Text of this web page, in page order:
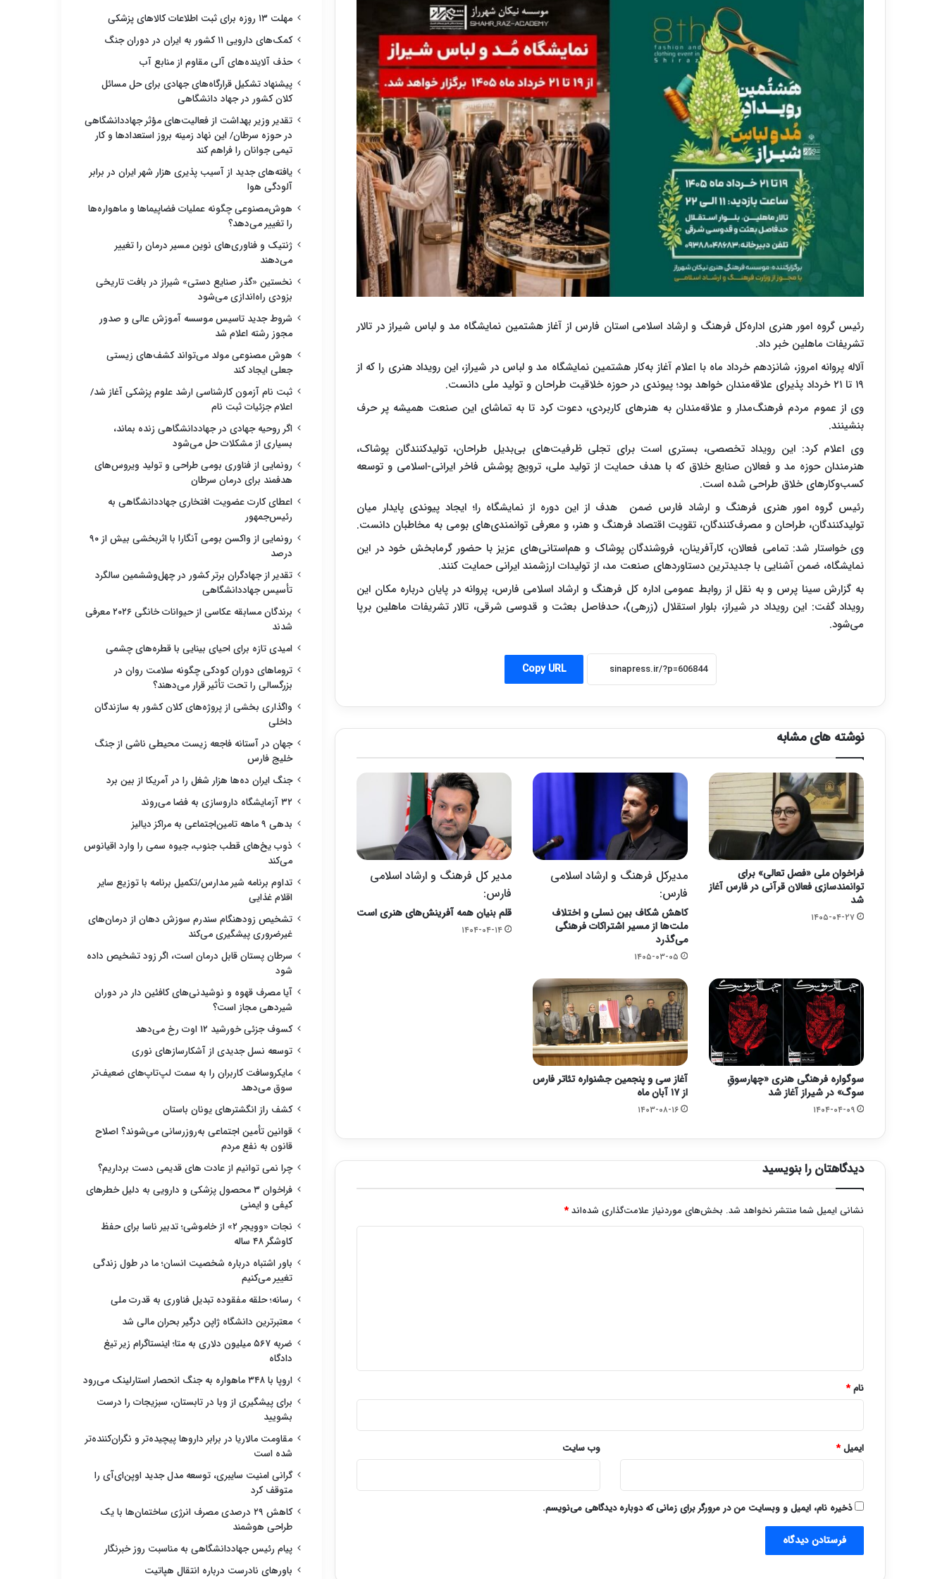
رئیس گروه امور هنری اداره‌کل فرهنگ و ارشاد اسلامی استان فارس از آغاز هشتمین نمایشگاه مد و لباس شیراز در تالار
تشریفات ماهلین خبر داد.
آلاله پروانه امروز، شانزدهم خرداد ماه با اعلام آغاز به‌کار هشتمین نمایشگاه مد و لباس در شیراز، این رویداد هنری را که از
۱۹ تا ۲۱ خرداد پذیرای علاقه‌مندان خواهد بود؛ پیوندی در حوزه خلاقیت طراحان و تولید ملی دانست.
وی از عموم مردم فرهنگ‌مدار و علاقه‌مندان به هنرهای کاربردی، دعوت کرد تا به تماشای این صنعت همیشه پر حرف
بنشینند.
وی اعلام کرد: این رویداد تخصصی، بستری است برای تجلی ظرفیت‌های بی‌بدیل طراحان، تولیدکنندگان پوشاک،
هنرمندان حوزه مد و فعالان صنایع خلاق که با هدف حمایت از تولید ملی، ترویج پوشش فاخر ایرانی-اسلامی و توسعه
کسب‌وکارهای خلاق طراحی شده است.
رئیس گروه امور هنری فرهنگ و ارشاد فارس ضمن هدف از این دوره از نمایشگاه را؛ ایجاد پیوندی پایدار میان
تولیدکنندگان، طراحان و مصرف‌کنندگان، تقویت اقتصاد فرهنگ و هنر، و معرفی توانمندی‌های بومی به مخاطبان دانست.
وی خواستار شد: تمامی فعالان، کارآفرینان، فروشندگان پوشاک و هم‌استانی‌های عزیز با حضور گرمابخش خود در این
نمایشگاه، ضمن آشنایی با جدیدترین دستاوردهای صنعت مد، از تولیدات ارزشمند ایرانی حمایت کنند.
به گزارش سینا پرس و به نقل از روابط عمومی اداره کل فرهنگ و ارشاد اسلامی فارس، پروانه در پایان درباره مکان این
رویداد گفت: این رویداد در شیراز، بلوار استقلال (زرهی)، حدفاصل بعثت و قدوسی شرقی، تالار تشریفات ماهلین برپا
می‌شود.
Copy URL
نوشته های مشابه
فراخوان ملی «فصل تعالی» برای
توانمندسازی فعالان قرآنی در فارس آغاز
شد
۱۴۰۵-۰۴-۲۷
مدیرکل فرهنگ و ارشاد اسلامی
فارس:
کاهش شکاف‌ بین نسلی و اختلاف
ملت‌ها از مسیر اشتراکات فرهنگی
می‌گذرد
۱۴۰۵-۰۳-۰۵
مدیر کل فرهنگ و ارشاد اسلامی
فارس:
قلم بنیان همه آفرینش‌های هنری است
۱۴۰۴-۰۴-۱۴
سوگواره فرهنگی هنری «چهارسوقِ
سوگ» در شیراز آغاز شد
۱۴۰۴-۰۴-۰۹
آغاز سی و پنجمین جشنواره تئاتر فارس
از ۱۷ آبان ماه
۱۴۰۳-۰۸-۱۶
دیدگاهتان را بنویسید
نشانی ایمیل شما منتشر نخواهد شد. بخش‌های موردنیاز علامت‌گذاری شده‌اند*
نام*
ایمیل* وب‌ سایت
ذخیره نام، ایمیل و وبسایت من در مرورگر برای زمانی که دوباره دیدگاهی می‌نویسم.
مهلت ۱۳ روزه برای ثبت اطلاعات کالاهای پزشکی
کمک‌های دارویی ۱۱ کشور به ایران در دوران جنگ
حذف آلاینده‌های آلی مقاوم از منابع آب
پیشنهاد تشکیل قرارگاه‌های جهادی برای حل مسائل
کلان کشور در جهاد دانشگاهی
تقدیر وزیر بهداشت از فعالیت‌های مؤثر جهاددانشگاهی
در حوزه سرطان/ این نهاد زمینه بروز استعدادها و کار
تیمی جوانان را فراهم کند
یافته‌های جدید از آسیب پذیری هزار شهر ایران در برابر
آلودگی هوا
هوش‌مصنوعی چگونه عملیات فضاپیماها و ماهواره‌ها
را تغییر می‌دهد؟
ژنتیک و فناوری‌های نوین مسیر درمان را تغییر
می‌دهند
نخستین «گذر صنایع دستی» شیراز در بافت تاریخی
بزودی راه‌اندازی می‌شود
شروط جدید تاسیس موسسه آموزش عالی و صدور
مجوز رشته اعلام شد
هوش مصنوعی مولد می‌تواند کشف‌های زیستی
جعلی ایجاد کند
ثبت نام آزمون کارشناسی ارشد علوم پزشکی آغاز شد/
اعلام جزئیات ثبت نام
اگر روحیه جهادی در جهاددانشگاهی زنده بماند،
بسیاری از مشکلات حل می‌شود
رونمایی از فناوری بومی طراحی و تولید ویروس‌های
هدفمند برای درمان سرطان
اعطای کارت عضویت افتخاری جهاددانشگاهی به
رئیس‌جمهور
رونمایی از واکسن بومی آنگارا با اثربخشی بیش از ۹۰
درصد
تقدیر از جهادگران برتر کشور در چهل‌وششمین سالگرد
تأسیس جهاددانشگاهی
برندگان مسابقه عکاسی از حیوانات خانگی ۲۰۲۶ معرفی
شدند
امیدی تازه برای احیای بینایی با قطره‌های چشمی
تروماهای دوران کودکی چگونه سلامت روان در
بزرگسالی را تحت تأثیر قرار می‌دهند؟
واگذاری بخشی از پروژه‌های کلان کشور به سازندگان
داخلی
جهان در آستانه فاجعه زیست محیطی ناشی از جنگ
خلیج فارس
جنگ ایران ده‌ها هزار شغل را در آمریکا از بین برد
۳۲ آزمایشگاه داروسازی به فضا می‌روند
بدهی ۹ ماهه تامین‌اجتماعی به مراکز دیالیز
ذوب یخ‌های قطب جنوب، جیوه سمی را وارد اقیانوس
می‌کند
تداوم برنامه شیر مدارس/تکمیل برنامه با توزیع سایر
اقلام غذایی
تشخیص زودهنگام سندرم سوزش دهان از درمان‌های
غیرضروری پیشگیری می‌کند
سرطان پستان قابل درمان است، اگر زود تشخیص داده
شود
آیا مصرف قهوه و نوشیدنی‌های کافئین دار در دوران
شیردهی مجاز است؟
کسوف جزئی خورشید ۱۲ اوت رخ می‌دهد
توسعه نسل جدیدی از آشکارسازهای نوری
مایکروسافت کاربران را به سمت لپ‌تاپ‌های ضعیف‌تر
سوق می‌دهد
کشف راز انگشترهای یونان باستان
قوانین تأمین اجتماعی به‌روزرسانی می‌شوند؟ اصلاح
قانون به نفع مردم
چرا نمی توانیم از عادت های قدیمی دست برداریم؟
فراخوان ۳ محصول پزشکی و دارویی به دلیل خطرهای
کیفی و ایمنی
نجات «وویجر ۲» از خاموشی؛ تدبیر ناسا برای حفظ
کاوشگر ۴۸ ساله
باور اشتباه درباره شخصیت انسان؛ ما در طول زندگی
تغییر می‌کنیم
رسانه؛ حلقه مفقوده تبدیل فناوری به قدرت ملی
معتبرترین دانشگاه ژاپن درگیر بحران مالی شد
ضربه ۵۶۷ میلیون دلاری به متا؛ اینستاگرام زیر تیغ
دادگاه
اروپا با ۳۴۸ ماهواره به جنگ انحصار استارلینک می‌رود
برای پیشگیری از وبا در تابستان، سبزیجات را درست
بشویید
مقاومت مالاریا در برابر داروها پیچیده‌تر و نگران‌کننده‌تر
شده است
گرانی امنیت سایبری، توسعه مدل جدید اوپن‌ای‌آی را
متوقف کرد
کاهش ۲۹ درصدی مصرف انرژی ساختمان‌ها با یک
طراحی هوشمند
پیام رئیس جهاددانشگاهی به مناسبت روز خبرنگار
باورهای نادرست درباره انتقال هپاتیت